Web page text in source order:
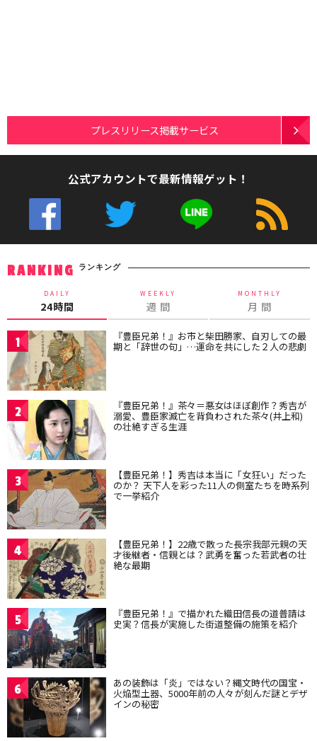
プレスリリース掲載サービス
公式アカウントで最新情報ゲット！
RANKING ランキング
DAILY
24時間
WEEKLY
週 間
MONTHLY
月 間
1 『豊臣兄弟！』お市と柴田勝家、自刃しての最
期と「辞世の句」…運命を共にした２人の悲劇
2 『豊臣兄弟！』茶々＝悪女はほぼ創作？秀吉が
溺愛、豊臣家滅亡を背負わされた茶々(井上和)
の壮絶すぎる生涯
3 【豊臣兄弟！】秀吉は本当に「女狂い」だった
のか？ 天下人を彩った11人の側室たちを時系列
で一挙紹介
4 【豊臣兄弟！】22歳で散った長宗我部元親の天
才後継者・信親とは？武勇を奮った若武者の壮
絶な最期
5 『豊臣兄弟！』で描かれた織田信長の道普請は
史実？信長が実施した街道整備の施策を紹介
6 あの装飾は「炎」ではない？縄文時代の国宝・
火焔型土器、5000年前の人々が刻んだ謎とデザ
インの秘密